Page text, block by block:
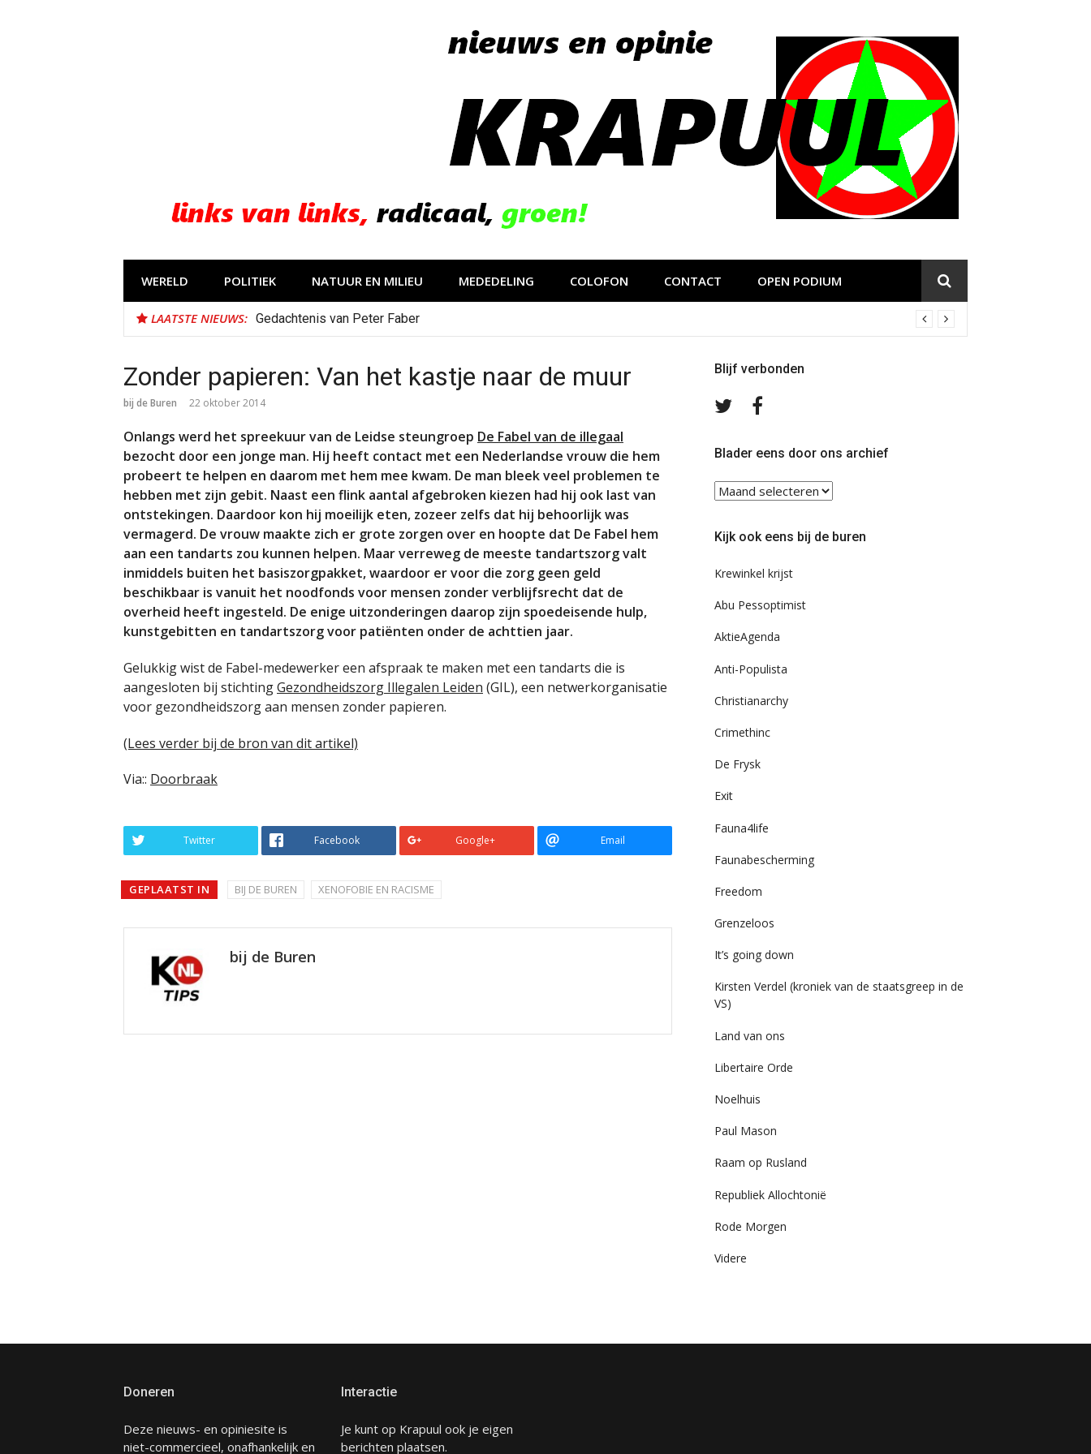
WERELD POLITIEK NATUUR EN MILIEU MEDEDELING COLOFON CONTACT OPEN PODIUM
LAATSTE NIEUWS: Gedachtenis van Peter Faber
Zonder papieren: Van het kastje naar de muur
bij de Buren 22 oktober 2014
Onlangs werd het spreekuur van de Leidse steungroep De Fabel van de illegaal
bezocht door een jonge man. Hij heeft contact met een Nederlandse vrouw die hem
probeert te helpen en daarom met hem mee kwam. De man bleek veel problemen te
hebben met zijn gebit. Naast een flink aantal afgebroken kiezen had hij ook last van
ontstekingen. Daardoor kon hij moeilijk eten, zozeer zelfs dat hij behoorlijk was
vermagerd. De vrouw maakte zich er grote zorgen over en hoopte dat De Fabel hem
aan een tandarts zou kunnen helpen. Maar verreweg de meeste tandartszorg valt
inmiddels buiten het basiszorgpakket, waardoor er voor die zorg geen geld
beschikbaar is vanuit het noodfonds voor mensen zonder verblijfsrecht dat de
overheid heeft ingesteld. De enige uitzonderingen daarop zijn spoedeisende hulp,
kunstgebitten en tandartszorg voor patiënten onder de achttien jaar.
Gelukkig wist de Fabel-medewerker een afspraak te maken met een tandarts die is
aangesloten bij stichtingGezondheidszorg Illegalen Leiden (GIL), een netwerkorganisatie
voor gezondheidszorg aan mensen zonder papieren.
(Lees verder bij de bron van dit artikel)
Via:: Doorbraak
Twitter Facebook Google+ Email
GEPLAATST IN BIJ DE BUREN XENOFOBIE EN RACISME
bij de Buren
Blijf verbonden
Volg
TwitterFacebook
Blader eens door ons archief
Blader
eens
ons
Kijk ook eens bij de buren
Krewinkel krijst
Abu Pessoptimist
AktieAgenda
Anti-Populista
Christianarchy
Crimethinc
De Frysk
Exit
Fauna4life
Faunabescherming
Freedom
Grenzeloos
It’s going down
Kirsten Verdel (kroniek van de staatsgreep in de
VS)
Land van ons
Libertaire Orde
Noelhuis
Paul Mason
Raam op Rusland
Republiek Allochtonië
Rode Morgen
Videre
Doneren
Deze nieuws- en opiniesite is
niet-commercieel, onafhankelijk en
Interactie
Je kunt op Krapuul ook je eigen
berichten plaatsen.